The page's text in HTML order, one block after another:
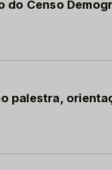
do Censo
palestra,